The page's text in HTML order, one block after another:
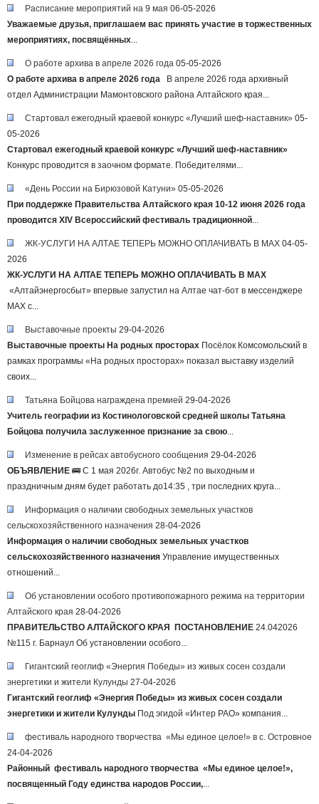
Расписание мероприятий на 9 мая 06-05-2026
Уважаемые друзья, приглашаем вас принять участие в торжественных
мероприятиях, посвящённых...
О работе архива в апреле 2026 года 05-05-2026
О работе архива в апреле 2026 года В апреле 2026 года архивный
отдел Администрации Мамонтовского района Алтайского края...
Стартовал ежегодный краевой конкурс «Лучший шеф-наставник» 05-
05-2026
Стартовал ежегодный краевой конкурс «Лучший шеф-наставник»
Конкурс проводится в заочном формате. Победителями...
«День России на Бирюзовой Катуни» 05-05-2026
При поддержке Правительства Алтайского края 10-12 июня 2026 года
проводится XIV Всероссийский фестиваль традиционной...
ЖК-УСЛУГИ НА АЛТАЕ ТЕПЕРЬ МОЖНО ОПЛАЧИВАТЬ В MAX 04-05-
2026
ЖК-УСЛУГИ НА АЛТАЕ ТЕПЕРЬ МОЖНО ОПЛАЧИВАТЬ В MAX
«Алтайэнергосбыт» впервые запустил на Алтае чат-бот в мессенджере
MAX с...
Выставочные проекты 29-04-2026
Выставочные проекты На родных просторах Посёлок Комсомольский в
рамках программы «На родных просторах» показал выставку изделий
своих...
Татьяна Бойцова награждена премией 29-04-2026
Учитель географии из Костинологовской средней школы Татьяна
Бойцова получила заслуженное признание за свою...
Изменение в рейсах автобусного сообщения 29-04-2026
ОБЪЯВЛЕНИЕ 🚌 С 1 мая 2026г. Автобус №2 по выходным и
праздничным дням будет работать до14:35 , три последних круга...
Информация о наличии свободных земельных участков
сельскохозяйственного назначения 28-04-2026
Информация о наличии свободных земельных участков
сельскохозяйственного назначения Управление имущественных
отношений...
Об установлении особого противопожарного режима на территории
Алтайского края 28-04-2026
ПРАВИТЕЛЬСТВО АЛТАЙСКОГО КРАЯ
ПОСТАНОВЛЕНИЕ 24.042026
№115 г. Барнаул Об установлении особого...
Гигантский геоглиф «Энергия Победы» из живых сосен создали
энергетики и жители Кулунды 27-04-2026
Гигантский геоглиф «Энергия Победы» из живых сосен создали
энергетики и жители Кулунды Под эгидой «Интер РАО» компания...
фестиваль народного творчества «Мы единое целое!» в с. Островное
24-04-2026
Районный фестиваль народного творчества «Мы единое целое!»,
посвященный Году единства народов России,...